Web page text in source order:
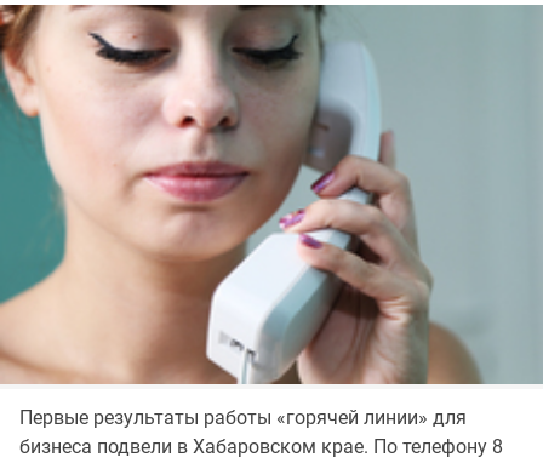
Первые результаты работы «горячей линии» для
бизнеса подвели в Хабаровском крае. По телефону 8